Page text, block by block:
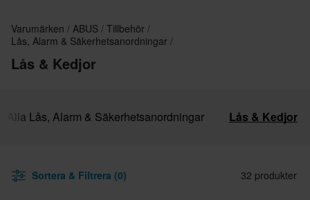
Varumärken ABUS Tillbehör
Lås, Alarm & Säkerhetsanordningar
Lås & Kedjor
Alla Lås, Alarm & Säkerhetsanordningar Lås & Kedjor
Sortera & Filtrera (0) 32 produkter